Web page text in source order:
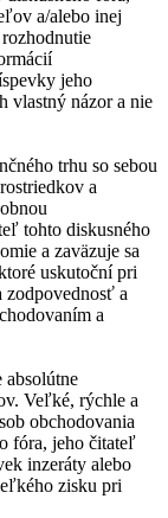
a/alebo inej
jeho
vlastný názor a nie
trhu so sebou
a
tohto diskusného
a zaväzuje sa
uskutoční pri
zodpovednosť a
a
absolútne
Veľké, rýchle a
obchodovania
fóra, jeho čitateľ
inzeráty alebo
zisku pri